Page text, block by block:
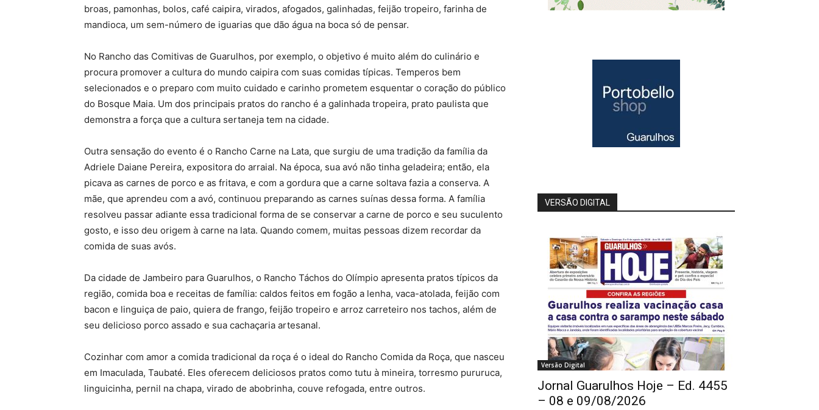
broas, pamonhas, bolos, café caipira, virados, afogados, galinhadas, feijão tropeiro, farinha de
mandioca, um sem-número de iguarias que dão água na boca só de pensar.
No Rancho das Comitivas de Guarulhos, por exemplo, o objetivo é muito além do culinário e
procura promover a cultura do mundo caipira com suas comidas típicas. Temperos bem
selecionados e o preparo com muito cuidado e carinho prometem esquentar o coração do público
do Bosque Maia. Um dos principais pratos do rancho é a galinhada tropeira, prato paulista que
demonstra a força que a cultura sertaneja tem na cidade.
Outra sensação do evento é o Rancho Carne na Lata, que surgiu de uma tradição da família da
Adriele Daiane Pereira, expositora do arraial. Na época, sua avó não tinha geladeira; então, ela
picava as carnes de porco e as fritava, e com a gordura que a carne soltava fazia a conserva. A
mãe, que aprendeu com a avó, continuou preparando as carnes suínas dessa forma. A família
resolveu passar adiante essa tradicional forma de se conservar a carne de porco e seu suculento
gosto, e isso deu origem à carne na lata. Quando comem, muitas pessoas dizem recordar da
comida de suas avós.
Da cidade de Jambeiro para Guarulhos, o Rancho Táchos do Olímpio apresenta pratos típicos da
região, comida boa e receitas de família: caldos feitos em fogão a lenha, vaca-atolada, feijão com
bacon e linguiça de paio, quiera de frango, feijão tropeiro e arroz carreteiro nos tachos, além de
seu delicioso porco assado e sua cachaçaria artesanal.
Cozinhar com amor a comida tradicional da roça é o ideal do Rancho Comida da Roça, que nasceu
em Imaculada, Taubaté. Eles oferecem deliciosos pratos como tutu à mineira, torresmo pururuca,
linguicinha, pernil na chapa, virado de abobrinha, couve refogada, entre outros.
VERSÃO DIGITAL
Versão Digital
Jornal Guarulhos Hoje – Ed. 4455
– 08 e 09/08/2026